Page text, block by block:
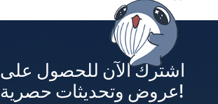
اشترك الآن للحصول على
عروض وتحديثات حصرية!